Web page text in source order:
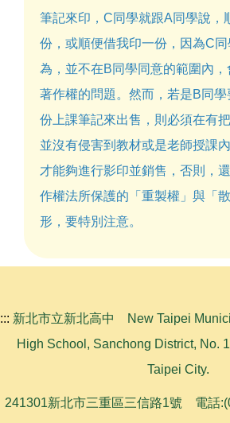
筆記來印，C同學就跟A同學說，
份，或順便借我印一份，因為C
為，並不在B同學同意的範圍內
著作權的問題。然而，若是B同
份上課筆記來出售，則必須在有
並沒有侵害到教材或是老師授課
才能夠進行影印並銷售，否則，
作權法所保護的「重製權」與「
形，要特別注意。
::: 新北市立新北高中 New Taipei
High School, Sanchong District, No.
Taipei City.
241301新北市三重區三信路1號 電話